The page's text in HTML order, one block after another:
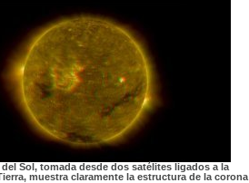
Sol, tomada desde dos satélites ligados a la
muestra claramente la estructura de la corona